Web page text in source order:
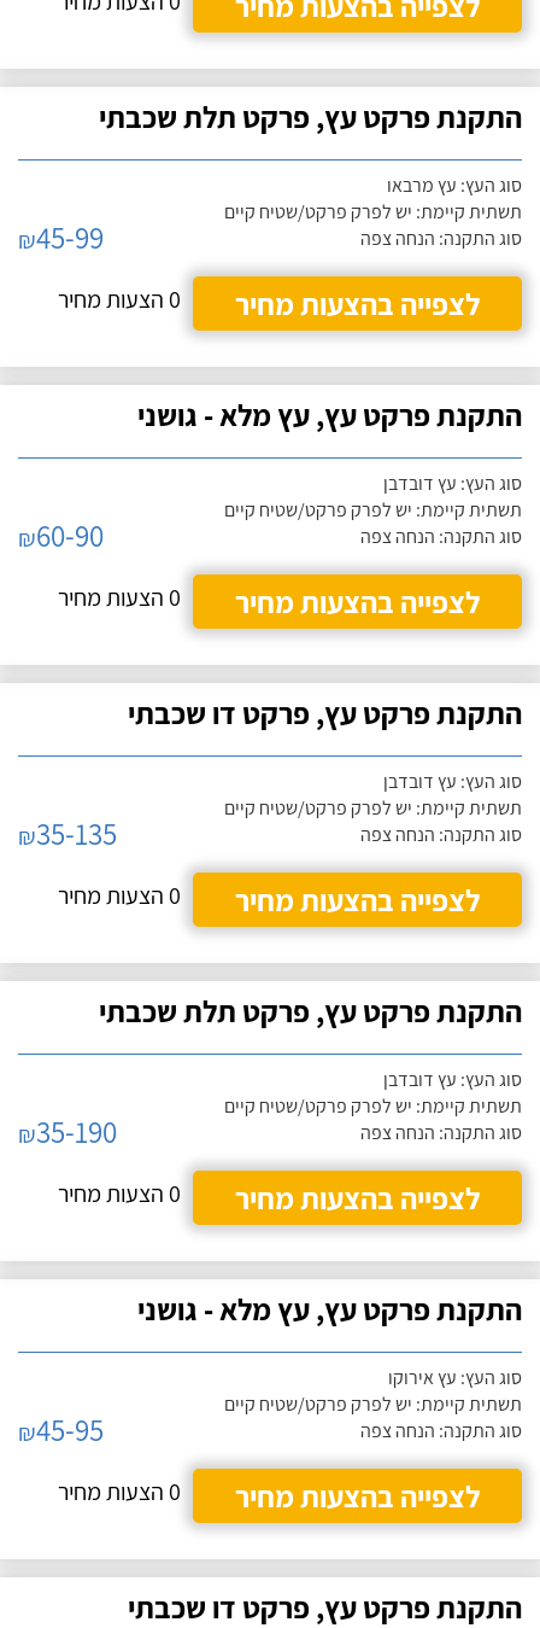
התקנת פרקט עץ, פרקט תלת שכבתי
סוג העץ: עץ מרבאו
תשתית קיימת: יש לפרק פרקט/שטיח קיים
סוג התקנה: הנחה צפה
₪45-99
לצפייה בהצעות מחיר
0 הצעות מחיר
התקנת פרקט עץ, עץ מלא - גושני
סוג העץ: עץ דובדבן
תשתית קיימת: יש לפרק פרקט/שטיח קיים
סוג התקנה: הנחה צפה
₪60-90
לצפייה בהצעות מחיר
0 הצעות מחיר
התקנת פרקט עץ, פרקט דו שכבתי
סוג העץ: עץ דובדבן
תשתית קיימת: יש לפרק פרקט/שטיח קיים
סוג התקנה: הנחה צפה
₪35-135
לצפייה בהצעות מחיר
0 הצעות מחיר
התקנת פרקט עץ, פרקט תלת שכבתי
סוג העץ: עץ דובדבן
תשתית קיימת: יש לפרק פרקט/שטיח קיים
סוג התקנה: הנחה צפה
₪35-190
לצפייה בהצעות מחיר
0 הצעות מחיר
התקנת פרקט עץ, עץ מלא - גושני
סוג העץ: עץ אירוקו
תשתית קיימת: יש לפרק פרקט/שטיח קיים
סוג התקנה: הנחה צפה
₪45-95
לצפייה בהצעות מחיר
0 הצעות מחיר
התקנת פרקט עץ, פרקט דו שכבתי